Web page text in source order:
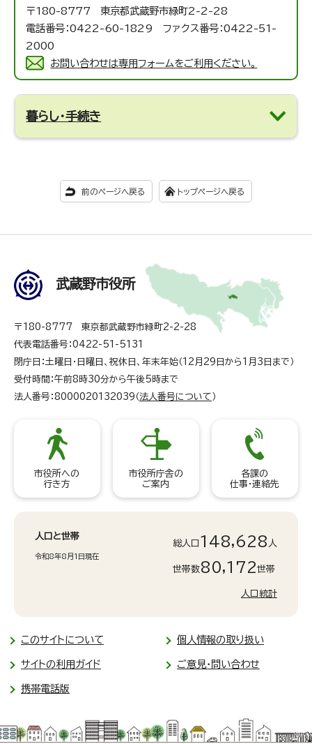
〒180-8777 東京都武蔵野市緑町2-2-28
電話番号：0422-60-1829 ファクス番号：0422-51-
2000
お問い合わせは専用フォームをご利用ください。
暮らし・手続き
前のページへ戻る トップページへ戻る
武蔵野市役所
〒180-8777 東京都武蔵野市緑町2-2-28
代表電話番号：0422-51-5131
閉庁日：土曜日・日曜日、祝休日、年末年始（12月29日から1月3日まで）
受付時間：午前8時30分から午後5時まで
法人番号：8000020132039（ 法人番号について ）
市役所への
行き方
市役所庁舎の
ご案内
各課の
仕事・連絡先
人口と世帯
令和8年8月1日現在
総人口 148,628 人
世帯数80,172世帯
人口統計
このサイトについて 個人情報の取り扱い
サイトの利用ガイド ご意見・問い合わせ
携帯電話版